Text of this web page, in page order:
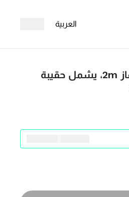
العربية
موقد غاز متعدد للتدفئة والطهي مع خرطوم غاز 2m، يشمل حقيبة